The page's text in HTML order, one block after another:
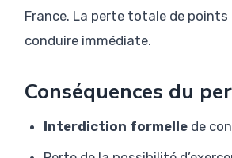
France. La perte totale de
conduire immédiate.
Conséquences du
Interdiction formelle de